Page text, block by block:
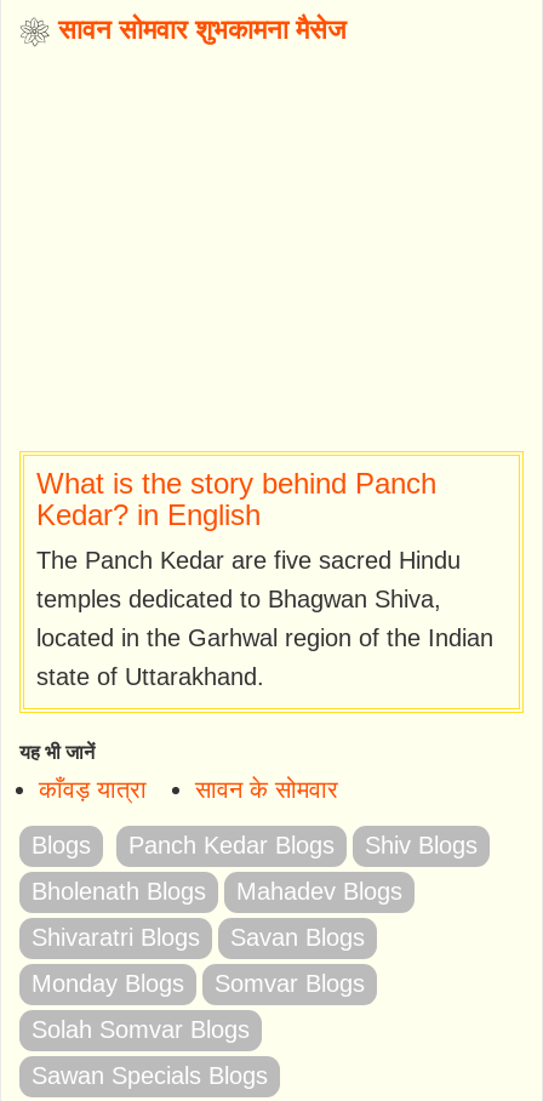
❀सावन सोमवार शुभकामना मैसेज
What is the story behind Panch
Kedar? in English
The Panch Kedar are five sacred Hindu
temples dedicated to Bhagwan Shiva,
located in the Garhwal region of the Indian
state of Uttarakhand.
यह भी जानें
काँवड़ यात्रा सावन के सोमवार
Blogs Panch Kedar Blogs
Shiv Blogs
Bholenath Blogs
Mahadev Blogs
Shivaratri Blogs
Savan Blogs
Monday Blogs
Somvar Blogs
Solah Somvar Blogs
Sawan Specials Blogs